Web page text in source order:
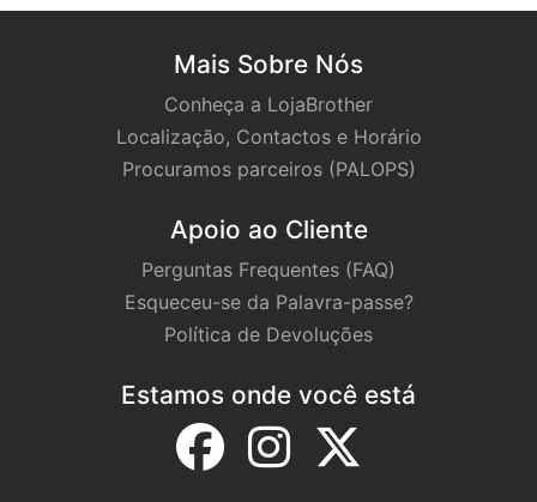
Mais Sobre Nós
Conheça a LojaBrother
Localização, Contactos e Horário
Procuramos parceiros (PALOPS)
Apoio ao Cliente
Perguntas Frequentes (FAQ)
Esqueceu-se da Palavra-passe?
Política de Devoluções
Estamos onde você está